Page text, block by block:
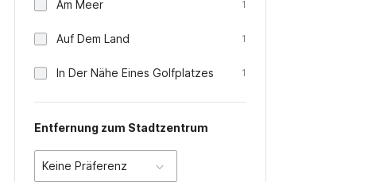
Am Meer 1
Auf Dem Land 1
In Der Nähe Eines Golfplatzes 1
Entfernung zum Stadtzentrum
Keine Präferenz